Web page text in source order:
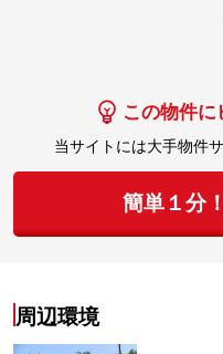
この物件
当サイトには大手物件
簡単１分
周辺環境